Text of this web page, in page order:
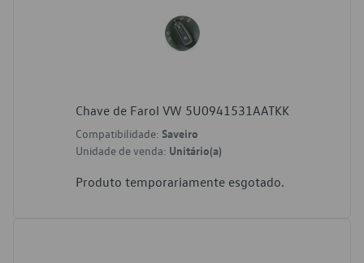
Chave de Farol VW 5U0941531AATKK
Compatibilidade: Saveiro
Unidade de venda: Unitário(a)
Produto temporariamente esgotado.